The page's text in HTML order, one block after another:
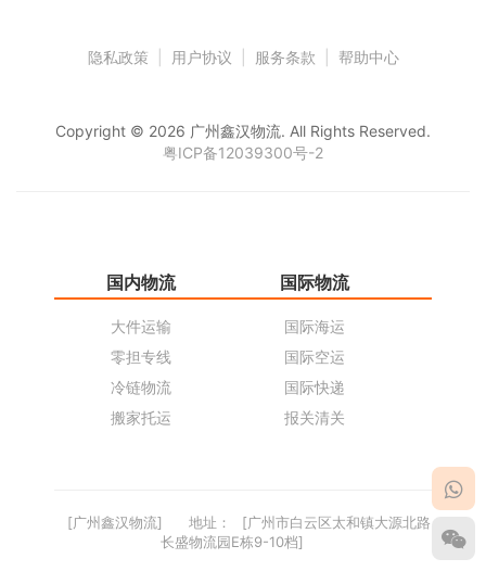
隐私政策 用户协议 服务条款 帮助中心
Copyright © 2026 广州鑫汉物流. All Rights Reserved.
粤ICP备12039300号-2
国内物流
大件运输
零担专线
冷链物流
搬家托运
国际物流
国际海运
国际空运
国际快递
报关清关
[广州鑫汉物流] 地址：
[广州市白云区太和镇大源北路
长盛物流园E栋9-10档]